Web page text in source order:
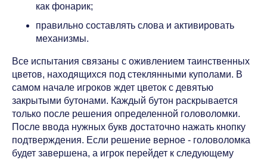
как фонарик;
правильно составлять слова и активировать
механизмы.
Все испытания связаны с оживлением таинственных
цветов, находящихся под стеклянными куполами. В
самом начале игроков ждет цветок с девятью
закрытыми бутонами. Каждый бутон раскрывается
только после решения определенной головоломки.
После ввода нужных букв достаточно нажать кнопку
подтверждения. Если решение верное - головоломка
будет завершена, а игрок перейдет к следующему